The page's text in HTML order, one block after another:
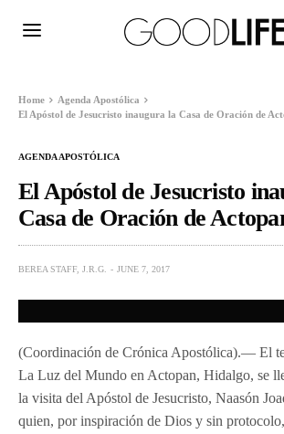
Home
Agenda Apostólica
El Apóstol de Jesucristo inaugura la Casa de Oración de
AGENDA APOSTÓLICA
El Apóstol de Jesucristo
Casa de Oración de
BEREA STAFF, J.R.G. JUNE 7, 2017
(Coordinación de Crónica Apostólica).— El
La Luz del Mundo en Actopan, Hidalgo, se
la visita del Apóstol de Jesucristo, Naasón
quien, por inspiración de Dios y sin